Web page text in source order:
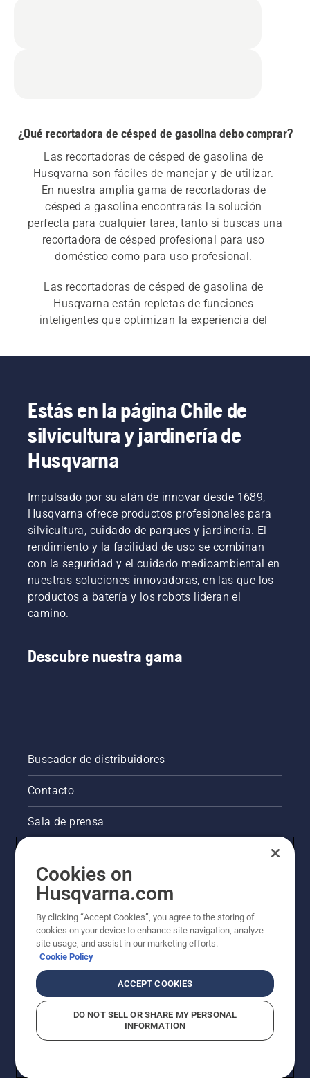
¿Qué recortadora de césped de gasolina debo comprar?
Las recortadoras de césped de gasolina de
Husqvarna son fáciles de manejar y de utilizar.
En nuestra amplia gama de recortadoras de
césped a gasolina encontrarás la solución
perfecta para cualquier tarea, tanto si buscas una
recortadora de césped profesional para uso
Las recortadoras de césped de gasolina de
Husqvarna están repletas de funciones
inteligentes que optimizan la experiencia del
césped también incluye recortadoras de césped
Estás en la página Chile de
silvicultura y jardinería de
Husqvarna
Impulsado por su afán de innovar desde 1689,
Husqvarna ofrece productos profesionales para
silvicultura, cuidado de parques y jardinería. El
rendimiento y la facilidad de uso se combinan
con la seguridad y el cuidado medioambiental en
nuestras soluciones innovadoras, en las que los
productos a batería y los robots lideran el
camino.
Descubre nuestra gama
Buscador de distribuidores
Contacto
Sala de prensa
Información legal de productos
Otros sitios de Husqvarna
Cookies on
Husqvarna.com
By clicking “Accept Cookies”, you agree to the storing of
cookies on your device to enhance site navigation, analyze
site usage, and assist in our marketing efforts.
Cookie Policy
ACCEPT COOKIES
DO NOT SELL OR SHARE MY PERSONAL
INFORMATION